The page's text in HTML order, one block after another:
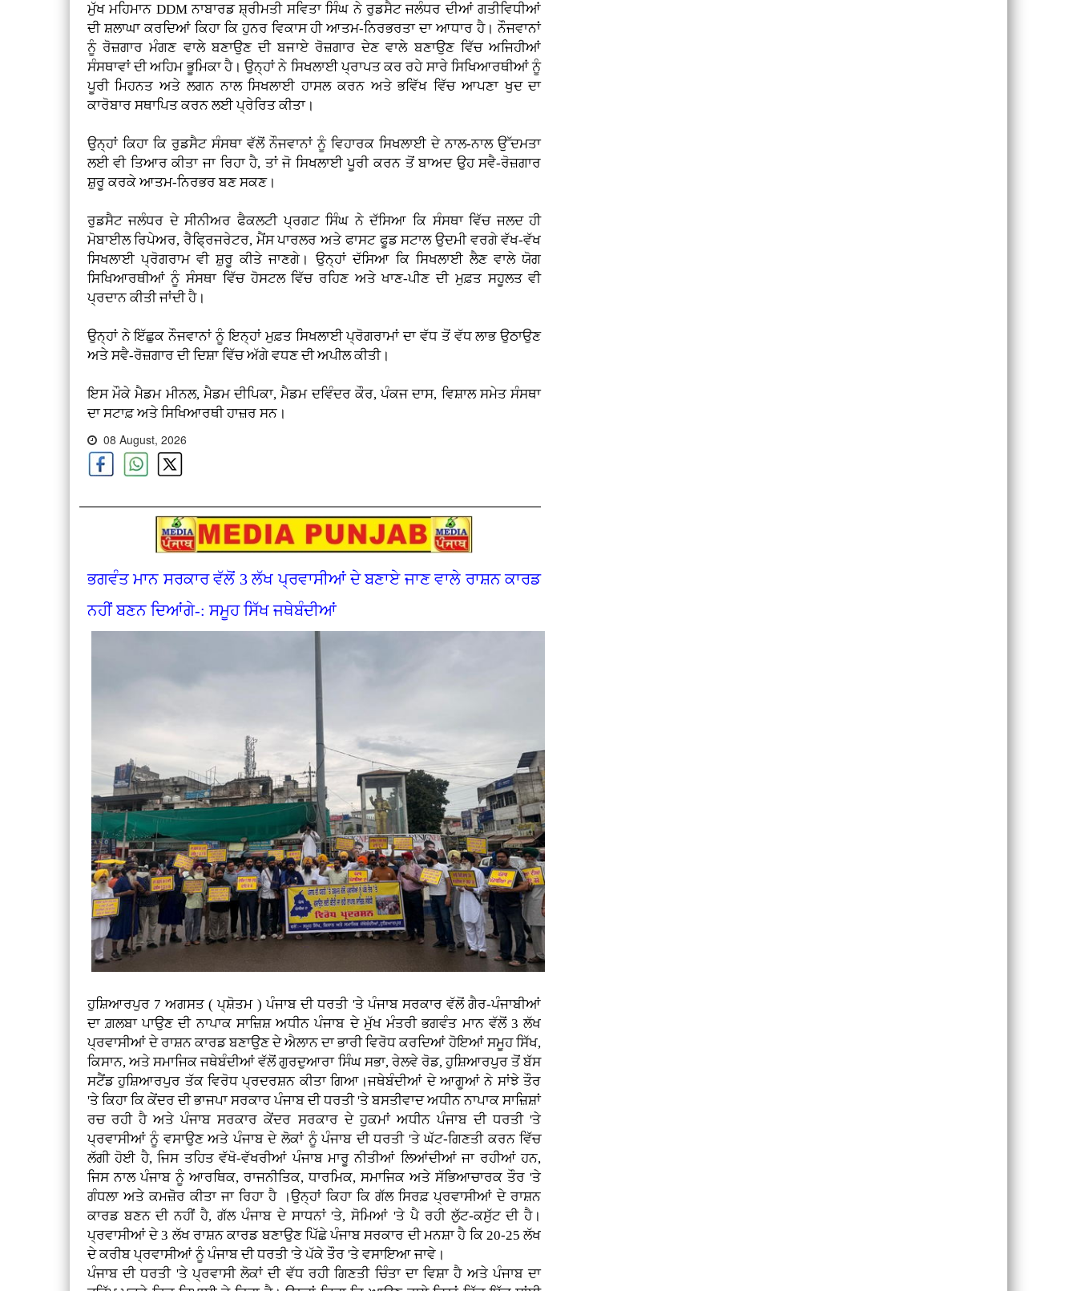
ਮੁੱਖ ਮਹਿਮਾਨ DDM ਨਾਬਾਰਡ ਸ਼੍ਰੀਮਤੀ ਸਵਿਤਾ ਸਿੰਘ ਨੇ ਰੁਡਸੈਟ ਜਲੰਧਰ ਦੀਆਂ ਗਤੀਵਿਧੀਆਂ
ਦੀ ਸ਼ਲਾਘਾ ਕਰਦਿਆਂ ਕਿਹਾ ਕਿ ਹੁਨਰ ਵਿਕਾਸ ਹੀ ਆਤਮ-ਨਿਰਭਰਤਾ ਦਾ ਆਧਾਰ ਹੈ। ਨੌਜਵਾਨਾਂ
ਨੂੰ ਰੋਜ਼ਗਾਰ ਮੰਗਣ ਵਾਲੇ ਬਣਾਉਣ ਦੀ ਬਜਾਏ ਰੋਜ਼ਗਾਰ ਦੇਣ ਵਾਲੇ ਬਣਾਉਣ ਵਿੱਚ ਅਜਿਹੀਆਂ
ਸੰਸਥਾਵਾਂ ਦੀ ਅਹਿਮ ਭੂਮਿਕਾ ਹੈ। ਉਨ੍ਹਾਂ ਨੇ ਸਿਖਲਾਈ ਪ੍ਰਾਪਤ ਕਰ ਰਹੇ ਸਾਰੇ ਸਿਖਿਆਰਥੀਆਂ ਨੂੰ
ਪੂਰੀ ਮਿਹਨਤ ਅਤੇ ਲਗਨ ਨਾਲ ਸਿਖਲਾਈ ਹਾਸਲ ਕਰਨ ਅਤੇ ਭਵਿੱਖ ਵਿੱਚ ਆਪਣਾ ਖੁਦ ਦਾ
ਕਾਰੋਬਾਰ ਸਥਾਪਿਤ ਕਰਨ ਲਈ ਪ੍ਰੇਰਿਤ ਕੀਤਾ।
ਉਨ੍ਹਾਂ ਕਿਹਾ ਕਿ ਰੁਡਸੈਟ ਸੰਸਥਾ ਵੱਲੋਂ ਨੌਜਵਾਨਾਂ ਨੂੰ ਵਿਹਾਰਕ ਸਿਖਲਾਈ ਦੇ ਨਾਲ-ਨਾਲ ਉੱਦਮਤਾ
ਲਈ ਵੀ ਤਿਆਰ ਕੀਤਾ ਜਾ ਰਿਹਾ ਹੈ, ਤਾਂ ਜੋ ਸਿਖਲਾਈ ਪੂਰੀ ਕਰਨ ਤੋਂ ਬਾਅਦ ਉਹ ਸਵੈ-ਰੋਜ਼ਗਾਰ
ਸ਼ੁਰੂ ਕਰਕੇ ਆਤਮ-ਨਿਰਭਰ ਬਣ ਸਕਣ।
ਰੁਡਸੈਟ ਜਲੰਧਰ ਦੇ ਸੀਨੀਅਰ ਫੈਕਲਟੀ ਪ੍ਰਗਟ ਸਿੰਘ ਨੇ ਦੱਸਿਆ ਕਿ ਸੰਸਥਾ ਵਿੱਚ ਜਲਦ ਹੀ
ਮੋਬਾਈਲ ਰਿਪੇਅਰ, ਰੈਫ੍ਰਿਜਰੇਟਰ, ਮੈਂਸ ਪਾਰਲਰ ਅਤੇ ਫਾਸਟ ਫੂਡ ਸਟਾਲ ਉਦਮੀ ਵਰਗੇ ਵੱਖ-ਵੱਖ
ਸਿਖਲਾਈ ਪ੍ਰੋਗਰਾਮ ਵੀ ਸ਼ੁਰੂ ਕੀਤੇ ਜਾਣਗੇ। ਉਨ੍ਹਾਂ ਦੱਸਿਆ ਕਿ ਸਿਖਲਾਈ ਲੈਣ ਵਾਲੇ ਯੋਗ
ਸਿਖਿਆਰਥੀਆਂ ਨੂੰ ਸੰਸਥਾ ਵਿੱਚ ਹੋਸਟਲ ਵਿੱਚ ਰਹਿਣ ਅਤੇ ਖਾਣ-ਪੀਣ ਦੀ ਮੁਫ਼ਤ ਸਹੂਲਤ ਵੀ
ਪ੍ਰਦਾਨ ਕੀਤੀ ਜਾਂਦੀ ਹੈ।
ਉਨ੍ਹਾਂ ਨੇ ਇੱਛੁਕ ਨੌਜਵਾਨਾਂ ਨੂੰ ਇਨ੍ਹਾਂ ਮੁਫ਼ਤ ਸਿਖਲਾਈ ਪ੍ਰੋਗਰਾਮਾਂ ਦਾ ਵੱਧ ਤੋਂ ਵੱਧ ਲਾਭ ਉਠਾਉਣ
ਅਤੇ ਸਵੈ-ਰੋਜ਼ਗਾਰ ਦੀ ਦਿਸ਼ਾ ਵਿੱਚ ਅੱਗੇ ਵਧਣ ਦੀ ਅਪੀਲ ਕੀਤੀ।
ਇਸ ਮੌਕੇ ਮੈਡਮ ਮੀਨਲ, ਮੈਡਮ ਦੀਪਿਕਾ, ਮੈਡਮ ਦਵਿੰਦਰ ਕੌਰ, ਪੰਕਜ ਦਾਸ, ਵਿਸ਼ਾਲ ਸਮੇਤ ਸੰਸਥਾ
ਦਾ ਸਟਾਫ਼ ਅਤੇ ਸਿਖਿਆਰਥੀ ਹਾਜ਼ਰ ਸਨ।
08 August, 2026
ਭਗਵੰਤ ਮਾਨ ਸਰਕਾਰ ਵੱਲੋਂ 3 ਲੱਖ ਪ੍ਰਵਾਸੀਆਂ ਦੇ ਬਣਾਏ ਜਾਣ ਵਾਲੇ ਰਾਸ਼ਨ ਕਾਰਡ
ਨਹੀਂ ਬਣਨ ਦਿਆਂਗੇ-: ਸਮੂਹ ਸਿੱਖ ਜਥੇਬੰਦੀਆਂ
ਹੁਸ਼ਿਆਰਪੁਰ 7 ਅਗਸਤ ( ਪ੍ਸ਼ੋਤਮ ) ਪੰਜਾਬ ਦੀ ਧਰਤੀ 'ਤੇ ਪੰਜਾਬ ਸਰਕਾਰ ਵੱਲੋਂ ਗੈਰ-ਪੰਜਾਬੀਆਂ
ਦਾ ਗ਼ਲਬਾ ਪਾਉਣ ਦੀ ਨਾਪਾਕ ਸਾਜ਼ਿਸ਼ ਅਧੀਨ ਪੰਜਾਬ ਦੇ ਮੁੱਖ ਮੰਤਰੀ ਭਗਵੰਤ ਮਾਨ ਵੱਲੋਂ 3 ਲੱਖ
ਪ੍ਰਵਾਸੀਆਂ ਦੇ ਰਾਸ਼ਨ ਕਾਰਡ ਬਣਾਉਣ ਦੇ ਐਲਾਨ ਦਾ ਭਾਰੀ ਵਿਰੋਧ ਕਰਦਿਆਂ ਹੋਇਆਂ ਸਮੂਹ ਸਿੱਖ,
ਕਿਸਾਨ, ਅਤੇ ਸਮਾਜਿਕ ਜਥੇਬੰਦੀਆਂ ਵੱਲੋਂ ਗੁਰਦੁਆਰਾ ਸਿੰਘ ਸਭਾ, ਰੇਲਵੇ ਰੋਡ, ਹੁਸ਼ਿਆਰਪੁਰ ਤੋਂ ਬੱਸ
ਸਟੈਂਡ ਹੁਸ਼ਿਆਰਪੁਰ ਤੱਕ ਵਿਰੋਧ ਪ੍ਰਦਰਸ਼ਨ ਕੀਤਾ ਗਿਆ।ਜਥੇਬੰਦੀਆਂ ਦੇ ਆਗੂਆਂ ਨੇ ਸਾਂਝੇ ਤੌਰ
'ਤੇ ਕਿਹਾ ਕਿ ਕੇਂਦਰ ਦੀ ਭਾਜਪਾ ਸਰਕਾਰ ਪੰਜਾਬ ਦੀ ਧਰਤੀ 'ਤੇ ਬਸਤੀਵਾਦ ਅਧੀਨ ਨਾਪਾਕ ਸਾਜ਼ਿਸ਼ਾਂ
ਰਚ ਰਹੀ ਹੈ ਅਤੇ ਪੰਜਾਬ ਸਰਕਾਰ ਕੇਂਦਰ ਸਰਕਾਰ ਦੇ ਹੁਕਮਾਂ ਅਧੀਨ ਪੰਜਾਬ ਦੀ ਧਰਤੀ 'ਤੇ
ਪ੍ਰਵਾਸੀਆਂ ਨੂੰ ਵਸਾਉਣ ਅਤੇ ਪੰਜਾਬ ਦੇ ਲੋਕਾਂ ਨੂੰ ਪੰਜਾਬ ਦੀ ਧਰਤੀ 'ਤੇ ਘੱਟ-ਗਿਣਤੀ ਕਰਨ ਵਿੱਚ
ਲੱਗੀ ਹੋਈ ਹੈ, ਜਿਸ ਤਹਿਤ ਵੱਖੋ-ਵੱਖਰੀਆਂ ਪੰਜਾਬ ਮਾਰੂ ਨੀਤੀਆਂ ਲਿਆਂਦੀਆਂ ਜਾ ਰਹੀਆਂ ਹਨ,
ਜਿਸ ਨਾਲ ਪੰਜਾਬ ਨੂੰ ਆਰਥਿਕ, ਰਾਜਨੀਤਿਕ, ਧਾਰਮਿਕ, ਸਮਾਜਿਕ ਅਤੇ ਸੱਭਿਆਚਾਰਕ ਤੌਰ 'ਤੇ
ਗੰਧਲਾ ਅਤੇ ਕਮਜ਼ੋਰ ਕੀਤਾ ਜਾ ਰਿਹਾ ਹੈ ।ਉਨ੍ਹਾਂ ਕਿਹਾ ਕਿ ਗੱਲ ਸਿਰਫ਼ ਪ੍ਰਵਾਸੀਆਂ ਦੇ ਰਾਸ਼ਨ
ਕਾਰਡ ਬਣਨ ਦੀ ਨਹੀਂ ਹੈ, ਗੱਲ ਪੰਜਾਬ ਦੇ ਸਾਧਨਾਂ 'ਤੇ, ਸੋਮਿਆਂ 'ਤੇ ਪੈ ਰਹੀ ਲੁੱਟ-ਕਸੁੱਟ ਦੀ ਹੈ।
ਪ੍ਰਵਾਸੀਆਂ ਦੇ 3 ਲੱਖ ਰਾਸ਼ਨ ਕਾਰਡ ਬਣਾਉਣ ਪਿੱਛੇ ਪੰਜਾਬ ਸਰਕਾਰ ਦੀ ਮਨਸ਼ਾ ਹੈ ਕਿ 20-25 ਲੱਖ
ਦੇ ਕਰੀਬ ਪ੍ਰਵਾਸੀਆਂ ਨੂੰ ਪੰਜਾਬ ਦੀ ਧਰਤੀ 'ਤੇ ਪੱਕੇ ਤੌਰ 'ਤੇ ਵਸਾਇਆ ਜਾਵੇ।
ਪੰਜਾਬ ਦੀ ਧਰਤੀ 'ਤੇ ਪ੍ਰਵਾਸੀ ਲੋਕਾਂ ਦੀ ਵੱਧ ਰਹੀ ਗਿਣਤੀ ਚਿੰਤਾ ਦਾ ਵਿਸ਼ਾ ਹੈ ਅਤੇ ਪੰਜਾਬ ਦਾ